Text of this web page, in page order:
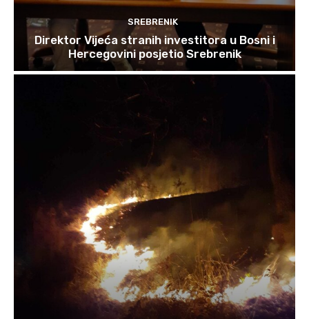
SREBRENIK
Direktor Vijeća stranih investitora u Bosni i
Hercegovini posjetio Srebrenik